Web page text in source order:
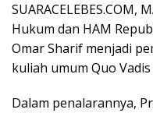
SUARACELEBES.COM,
Hukum dan HAM
Omar Sharif menjadi
kuliah umum Quo Vadis
Dalam penalarannya,